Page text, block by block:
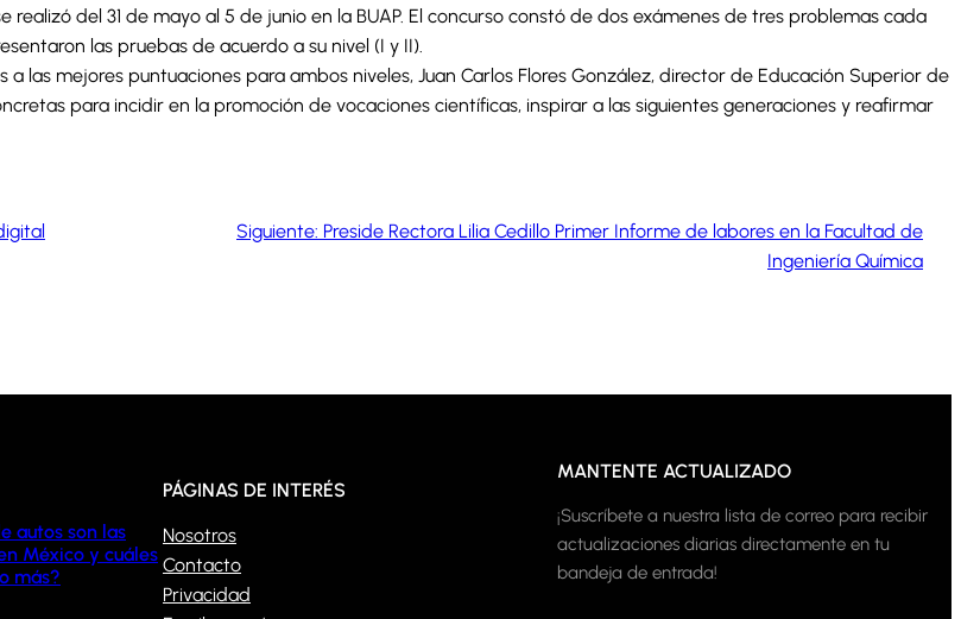
del 31 de mayo al 5 de junio en la BUAP. El concurso constó de dos exámenes de tres problemas cada
las pruebas de acuerdo a su nivel (I y II).
las mejores puntuaciones para ambos niveles, Juan Carlos Flores González, director de Educación Superior de
para incidir en la promoción de vocaciones científicas, inspirar a las siguientes generaciones y reafirmar
Siguiente: Preside Rectora Lilia Cedillo Primer Informe de labores en la Facultad de
Ingeniería Química
autos son las
México y cuáles
más?
PÁGINAS DE INTERÉS
Nosotros
Contacto
Privacidad
MANTENTE ACTUALIZADO
¡Suscríbete a nuestra lista de correo para recibir
actualizaciones diarias directamente en tu
bandeja de entrada!